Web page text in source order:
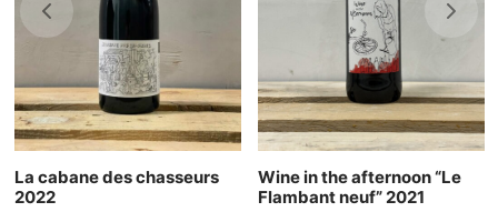
La cabane des chasseurs
2022
Wine in the afternoon “Le
Flambant neuf” 2021